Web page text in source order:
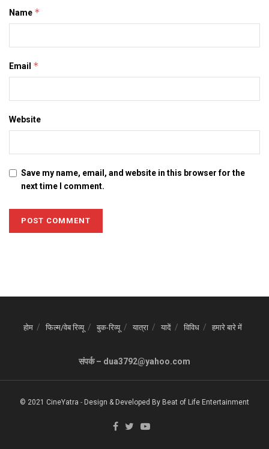
Name *
Email *
Website
Save my name, email, and website in this browser for the
next time I comment.
होम फिल्म/वेब रिव्यू बुक-रिव्यू यात्रा यादें विविध हमारे बारे में
संपर्क – dua3792@yahoo.com
© 2021 CineYatra - Design & Developed By Beat of Life Entertainment